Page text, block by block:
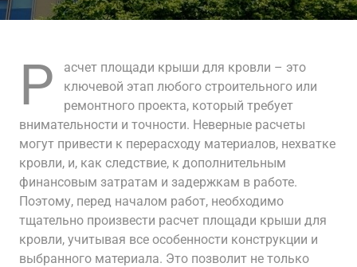
Р
асчет площади крыши для кровли – это
ключевой этап любого строительного или
ремонтного проекта, который требует
внимательности и точности. Неверные расчеты
могут привести к перерасходу материалов, нехватке
кровли, и, как следствие, к дополнительным
финансовым затратам и задержкам в работе.
Поэтому, перед началом работ, необходимо
тщательно произвести расчет площади крыши для
кровли, учитывая все особенности конструкции и
выбранного материала. Это позволит не только